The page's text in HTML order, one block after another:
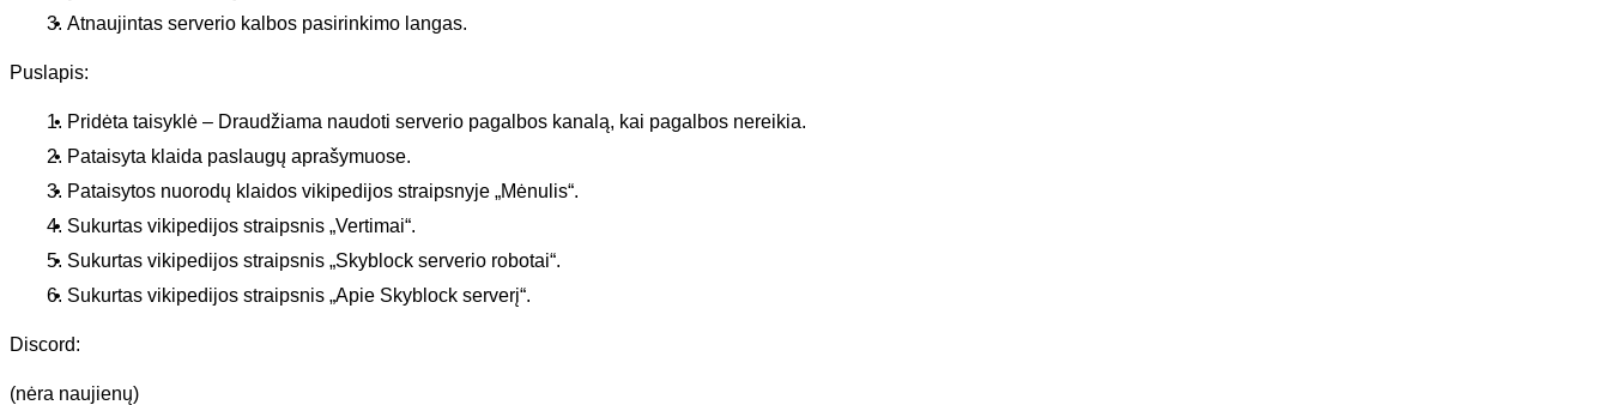
Atnaujintas serverio kalbos pasirinkimo langas.
Puslapis:
Pridėta taisyklė – Draudžiama naudoti serverio pagalbos kanalą, kai pagalbos nereikia.
Pataisyta klaida paslaugų aprašymuose.
Pataisytos nuorodų klaidos vikipedijos straipsnyje „Mėnulis“.
Sukurtas vikipedijos straipsnis „Vertimai“.
Sukurtas vikipedijos straipsnis „Skyblock serverio robotai“.
Sukurtas vikipedijos straipsnis „Apie Skyblock serverį“.
Discord:
(nėra naujienų)